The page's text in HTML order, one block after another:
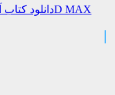
دانلود کتاب آموزش نرم افزار سه بعدی سازی 3D MAX